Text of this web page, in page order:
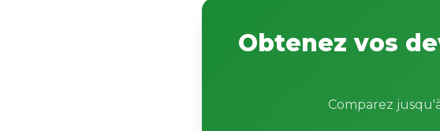
Obtenez vos
Comparez